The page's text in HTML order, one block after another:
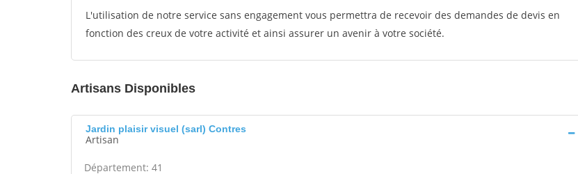
L'utilisation de notre service sans engagement vous permettra de recevoir des demandes de devis en
fonction des creux de votre activité et ainsi assurer un avenir à votre société.
Artisans Disponibles
Jardin plaisir visuel (sarl) Contres
Artisan
Département: 41